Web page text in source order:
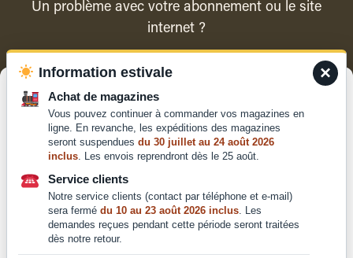
Pour offrir les meilleures expériences, nous utilisons des technologies
telles que les cookies pour stocker et/ou accéder aux informations des
appareils. Le fait de consentir à ces technologies nous permettra de
traiter des données telles que le comportement de navigation ou les ID
uniques sur ce site. Le fait de ne pas consentir ou de retirer son
consentement peut avoir un effet négatif sur certaines caractéristiques
et fonctions.
Un problème avec votre abonnement ou le site
internet ?
Contacter le service client
Mentions légales
Conditions générales de
vente et d'utilisation
×
Information estivale
Achat de magazines
Vous pouvez continuer à commander vos magazines en
ligne. En revanche, les expéditions des magazines
seront suspendues du 30 juillet au 24 août 2026
inclus. Les envois reprendront dès le 25 août.
Service clients
Notre service clients (contact par téléphone et e-mail)
sera fermé du 10 au 23 août 2026 inclus. Les
demandes reçues pendant cette période seront traitées
dès notre retour.